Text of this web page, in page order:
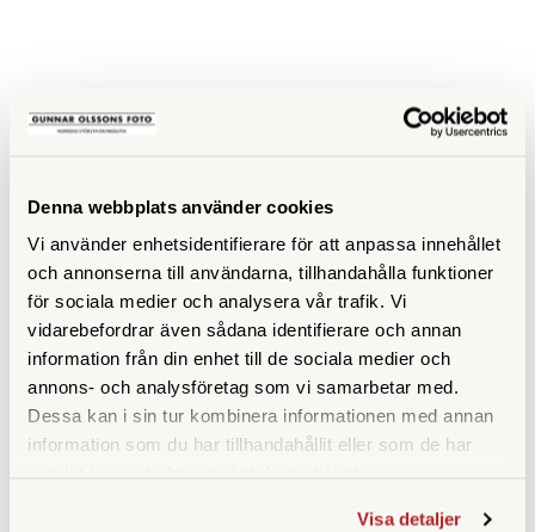
Denna webbplats använder cookies
Vi använder enhetsidentifierare för att anpassa innehållet
och annonserna till användarna, tillhandahålla funktioner
för sociala medier och analysera vår trafik. Vi
vidarebefordrar även sådana identifierare och annan
information från din enhet till de sociala medier och
annons- och analysföretag som vi samarbetar med.
Dessa kan i sin tur kombinera informationen med annan
information som du har tillhandahållit eller som de har
Visa detaljer
ANDRA KÖPTE ÄVEN
Manfrotto Piccolo 1 Blå
Philips MicroSDHC Card 32GB
Finns i lager